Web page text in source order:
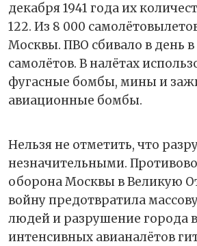
декабря 1941 года их
122. Из 8 000
Москвы. ПВО сбивало в день
самолётов. В налётах
фугасные бомбы, мины и
авиационные бомбы.
Нельзя не отметить, что
незначительными.
оборона Москвы в Великую
войну предотвратила
людей и разрушение города
интенсивных авианалётов